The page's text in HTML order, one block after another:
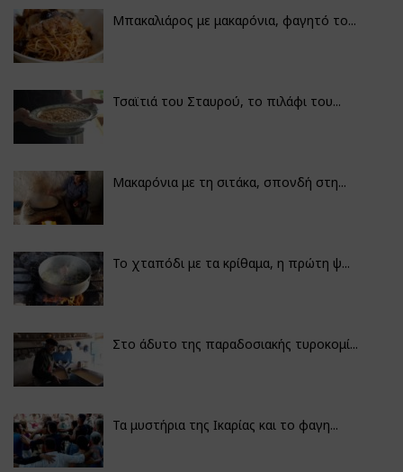
Μπακαλιάρος με μακαρόνια, φαγητό το...
Τσαϊτιά του Σταυρού, το πιλάφι του...
Μακαρόνια με τη σιτάκα, σπονδή στη...
Το χταπόδι με τα κρίθαμα, η πρώτη ψ...
Στο άδυτο της παραδοσιακής τυροκομί...
Τα μυστήρια της Ικαρίας και το φαγη...